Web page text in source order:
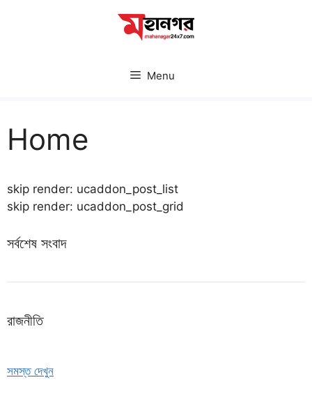
Menu
Home
skip render: ucaddon_post_list
skip render: ucaddon_post_grid
সর্বশেষ সংবাদ
রাজনীতি
সমস্ত দেখুন